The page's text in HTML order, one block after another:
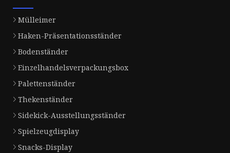
Mülleimer
Haken-Präsentationsständer
Bodenständer
Einzelhandelsverpackungsbox
Palettenständer
Thekenständer
Sidekick-Ausstellungsständer
Spielzeugdisplay
Snacks-Display